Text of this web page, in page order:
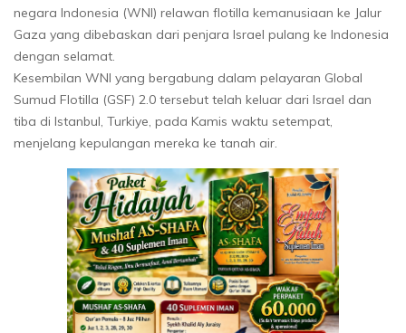
negara Indonesia (WNI) relawan flotilla kemanusiaan ke Jalur
Gaza yang dibebaskan dari penjara Israel pulang ke Indonesia
dengan selamat.
Kesembilan WNI yang bergabung dalam pelayaran Global
Sumud Flotilla (GSF) 2.0 tersebut telah keluar dari Israel dan
tiba di Istanbul, Turkiye, pada Kamis waktu setempat,
menjelang kepulangan mereka ke tanah air.